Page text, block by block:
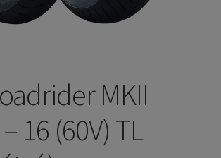
MKII
16 (60V) TL